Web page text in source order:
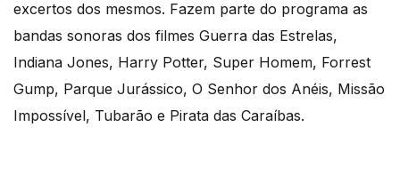
excertos dos mesmos. Fazem parte do programa as
bandas sonoras dos filmes Guerra das Estrelas,
Indiana Jones, Harry Potter, Super Homem, Forrest
Gump, Parque Jurássico, O Senhor dos Anéis, Missão
Impossível, Tubarão e Pirata das Caraíbas.